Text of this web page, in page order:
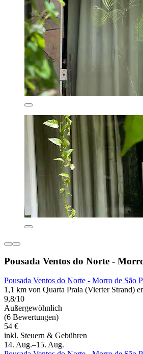
Pousada Ventos do Norte -
Pousada Ventos do Norte - Morro de São
1,1 km von Quarta Praia (Vierter Strand)
9,8/10
Außergewöhnlich
(6 Bewertungen)
54 €
inkl. Steuern & Gebühren
14. Aug.–15. Aug.